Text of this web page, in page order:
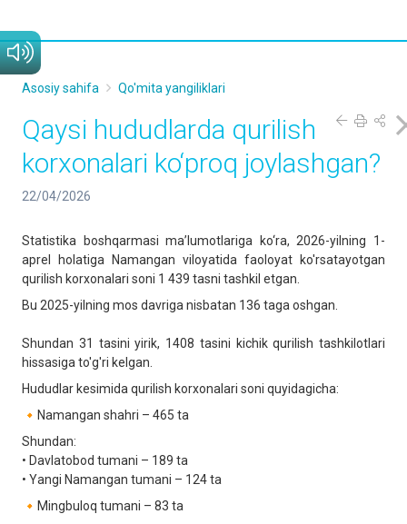
Asosiy sahifa Qo'mita yangiliklari
Qaysi hududlarda qurilish
korxonalari ko‘proq joylashgan?
22/04/2026
Statistika boshqarmasi ma’lumotlariga ko‘ra, 2026-yilning 1-
aprel holatiga Namangan viloyatida faoloyat ko'rsatayotgan
qurilish korxonalari soni 1 439 tasni tashkil etgan.
Bu 2025-yilning mos davriga nisbatan 136 taga oshgan.
Shundan 31 tasini yirik, 1408 tasini kichik qurilish tashkilotlari
hissasiga to'g'ri kelgan.
Hududlar kesimida qurilish korxonalari soni quyidagicha:
🔸Namangan shahri – 465 ta
Shundan:
• Davlatobod tumani – 189 ta
• Yangi Namangan tumani – 124 ta
🔸Mingbuloq tumani – 83 ta